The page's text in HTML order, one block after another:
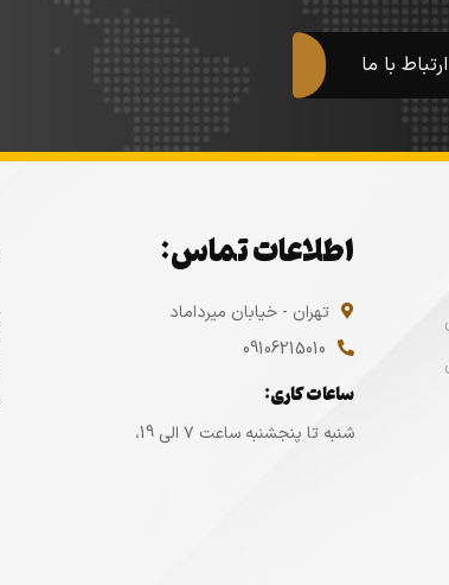
ارتباط با ما
اطلاعات تماس:
تهران - خیابان میرداماد
09106215010
ساعات کاری:
شنبه تا پنجشنبه ساعت ۷ الی 19،